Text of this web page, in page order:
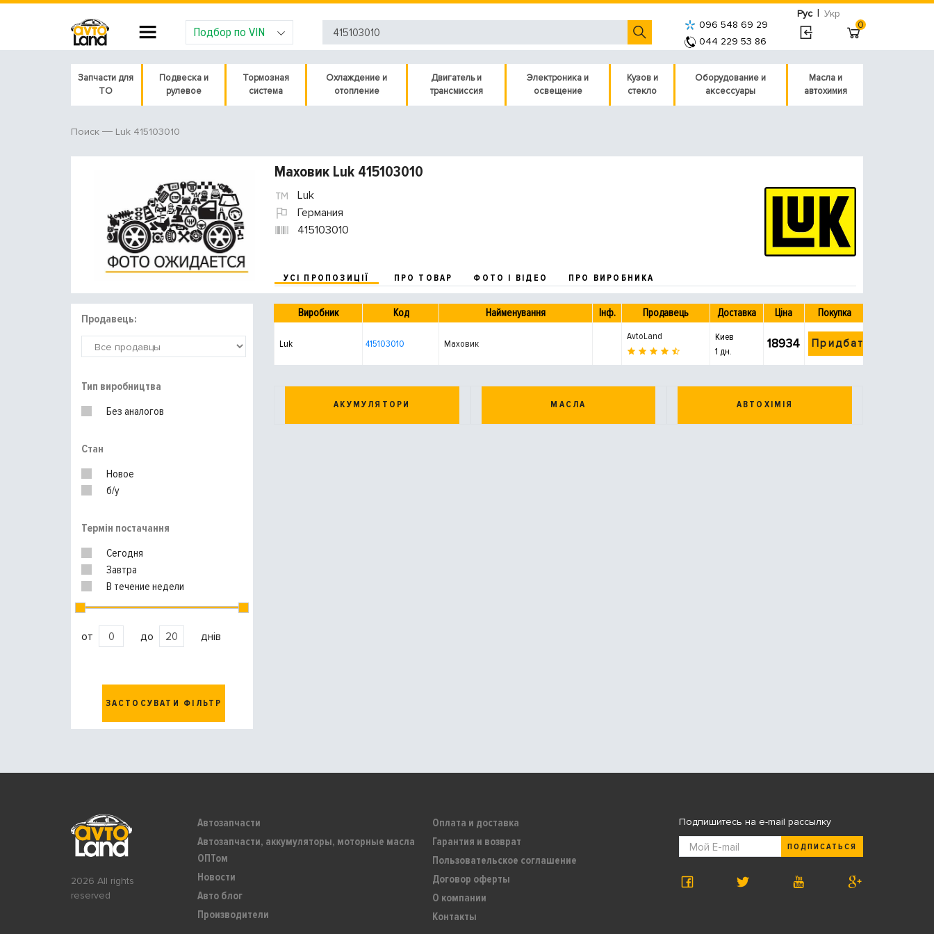
Рус | Укр
Подбор по VIN
096 548 69 29
044 229 53 86
0
Запчасти для
ТО
Подвеска и
рулевое
Тормозная
система
Охлаждение и
отопление
Двигатель и
трансмиссия
Электроника и
освещение
Кузов и
стекло
Оборудование и
аксессуары
Масла и
автохимия
Поиск Luk 415103010
Маховик Luk 415103010
Luk
Германия
415103010
УСІ ПРОПОЗИЦІЇ ПРО ТОВАР ФОТО І ВІДЕО ПРО ВИРОБНИКА
Продавець:
Тип виробництва
Без аналогов
Стан
Новое
б/у
Термін постачання
Сегодня
Завтра
В течение недели
от до днів
ЗАСТОСУВАТИ ФІЛЬТР
Виробник Код Найменування Інф. Продавець Доставка Ціна Покупка
Luk 415103010 Маховик
AvtoLand
Киев
1 дн.
18934 Придбати
АКУМУЛЯТОРИ МАСЛА АВТОХІМІЯ
2026 All rights
reserved
Автозапчасти
Автозапчасти, аккумуляторы, моторные масла
ОПТом
Новости
Авто блог
Производители
Оплата и доставка
Гарантия и возврат
Пользовательское соглашение
Договор оферты
О компании
Контакты
Подпишитесь на e-mail рассылку
ПОДПИСАТЬСЯ